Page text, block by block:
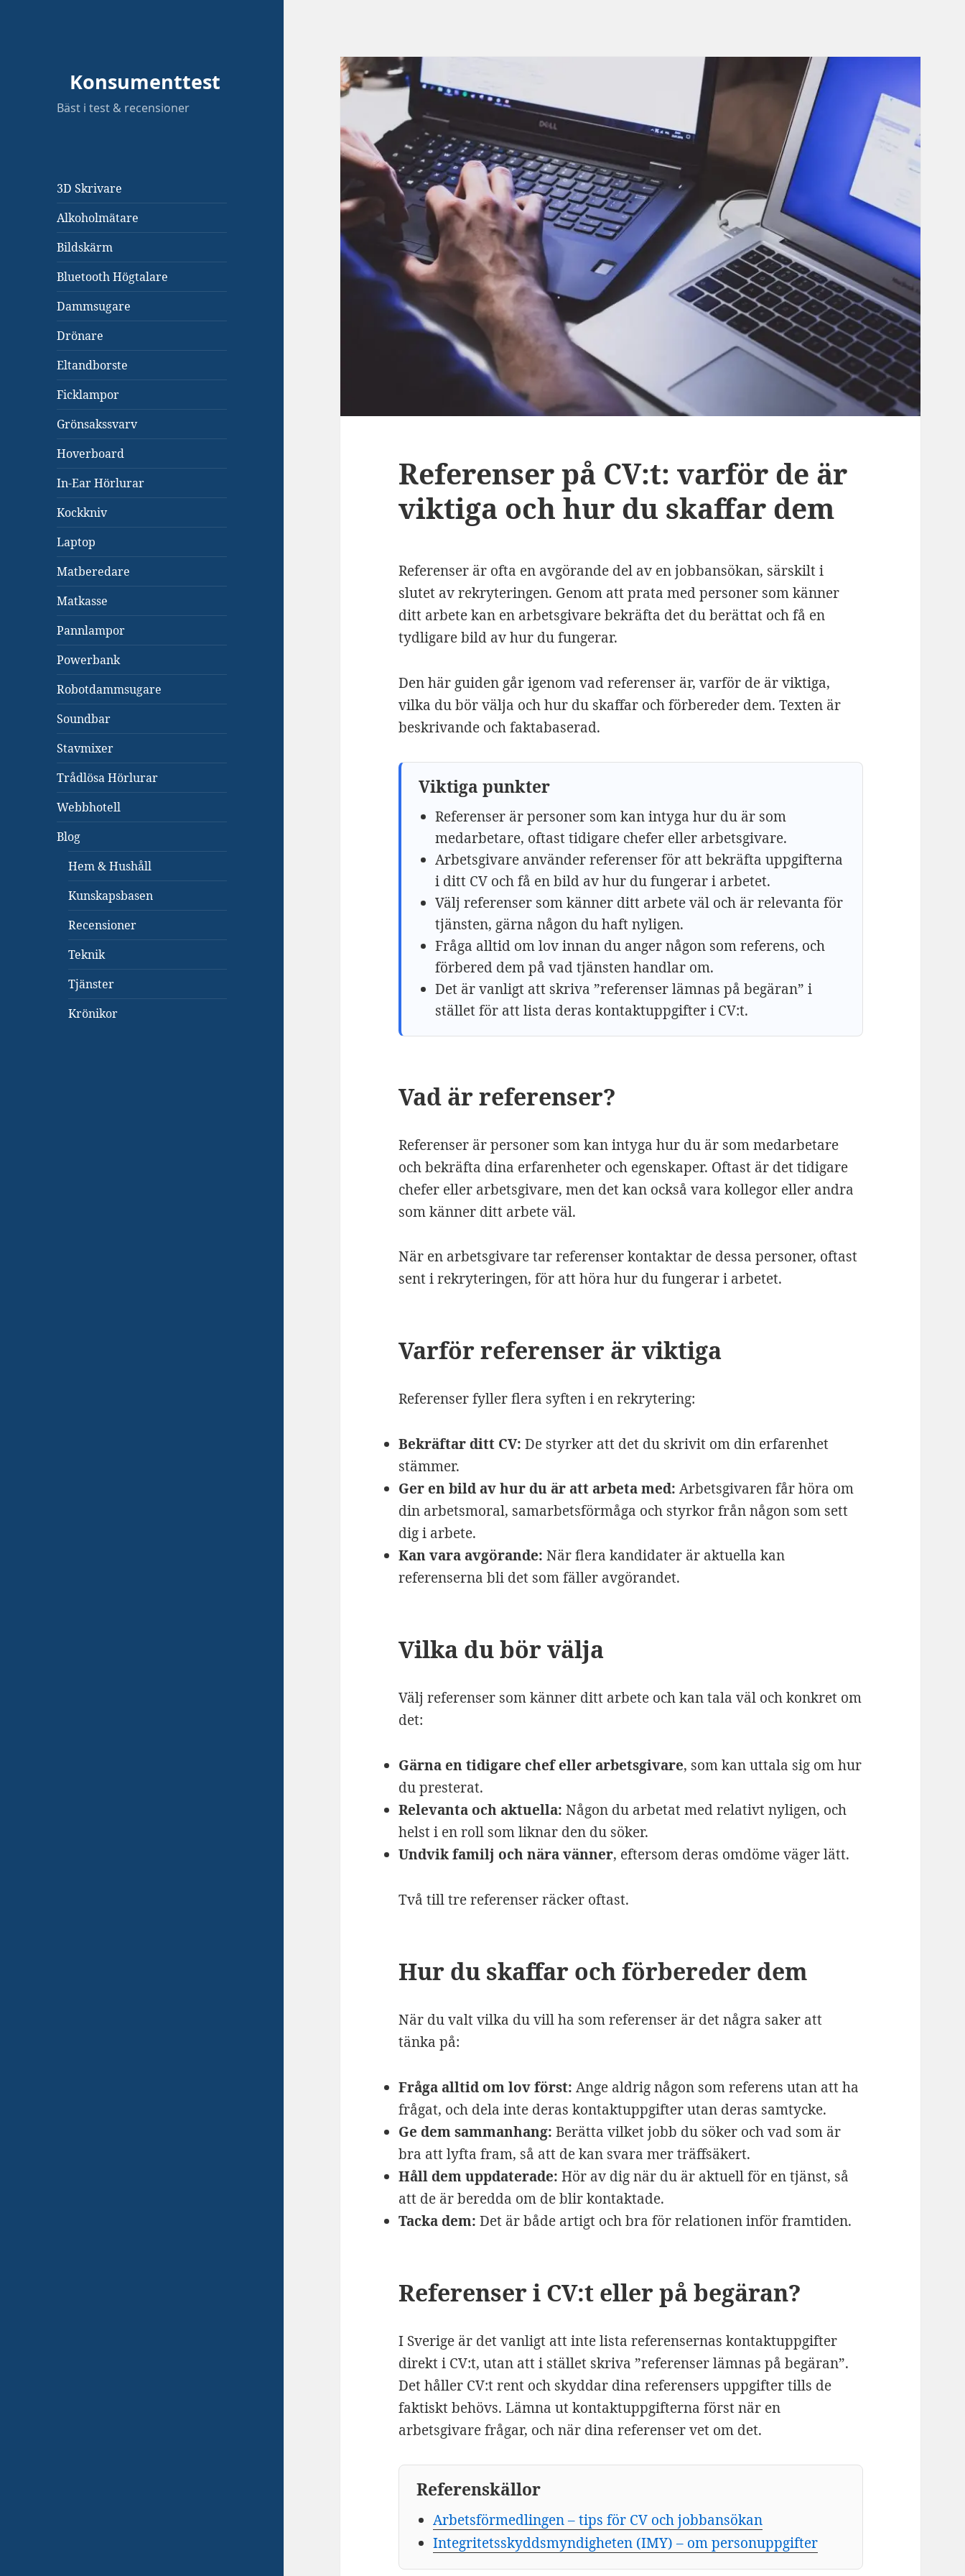
Konsumenttest
Bäst i test & recensioner
3D Skrivare
Alkoholmätare
Bildskärm
Bluetooth Högtalare
Dammsugare
Drönare
Eltandborste
Ficklampor
Grönsakssvarv
Hoverboard
In-Ear Hörlurar
Kockkniv
Laptop
Matberedare
Matkasse
Pannlampor
Powerbank
Robotdammsugare
Soundbar
Stavmixer
Trådlösa Hörlurar
Webbhotell
Blog
Hem & Hushåll
Kunskapsbasen
Recensioner
Teknik
Tjänster
Krönikor
Referenser på CV:t: varför de är
viktiga och hur du skaffar dem
Referenser är ofta en avgörande del av en jobbansökan, särskilt i
slutet av rekryteringen. Genom att prata med personer som känner
ditt arbete kan en arbetsgivare bekräfta det du berättat och få en
tydligare bild av hur du fungerar.
Den här guiden går igenom vad referenser är, varför de är viktiga,
vilka du bör välja och hur du skaffar och förbereder dem. Texten är
beskrivande och faktabaserad.
Viktiga punkter
Referenser är personer som kan intyga hur du är som
medarbetare, oftast tidigare chefer eller arbetsgivare.
Arbetsgivare använder referenser för att bekräfta uppgifterna
i ditt CV och få en bild av hur du fungerar i arbetet.
Välj referenser som känner ditt arbete väl och är relevanta för
tjänsten, gärna någon du haft nyligen.
Fråga alltid om lov innan du anger någon som referens, och
förbered dem på vad tjänsten handlar om.
Det är vanligt att skriva ”referenser lämnas på begäran” i
stället för att lista deras kontaktuppgifter i CV:t.
Vad är referenser?
Referenser är personer som kan intyga hur du är som medarbetare
och bekräfta dina erfarenheter och egenskaper. Oftast är det tidigare
chefer eller arbetsgivare, men det kan också vara kollegor eller andra
som känner ditt arbete väl.
När en arbetsgivare tar referenser kontaktar de dessa personer, oftast
sent i rekryteringen, för att höra hur du fungerar i arbetet.
Varför referenser är viktiga
Referenser fyller flera syften i en rekrytering:
Bekräftar ditt CV: De styrker att det du skrivit om din erfarenhet
stämmer.
Ger en bild av hur du är att arbeta med: Arbetsgivaren får höra om
din arbetsmoral, samarbetsförmåga och styrkor från någon som sett
dig i arbete.
Kan vara avgörande: När flera kandidater är aktuella kan
referenserna bli det som fäller avgörandet.
Vilka du bör välja
Välj referenser som känner ditt arbete och kan tala väl och konkret om
det:
Gärna en tidigare chef eller arbetsgivare, som kan uttala sig om hur
du presterat.
Relevanta och aktuella: Någon du arbetat med relativt nyligen, och
helst i en roll som liknar den du söker.
Undvik familj och nära vänner, eftersom deras omdöme väger lätt.
Två till tre referenser räcker oftast.
Hur du skaffar och förbereder dem
När du valt vilka du vill ha som referenser är det några saker att
tänka på:
Fråga alltid om lov först: Ange aldrig någon som referens utan att ha
frågat, och dela inte deras kontaktuppgifter utan deras samtycke.
Ge dem sammanhang: Berätta vilket jobb du söker och vad som är
bra att lyfta fram, så att de kan svara mer träffsäkert.
Håll dem uppdaterade: Hör av dig när du är aktuell för en tjänst, så
att de är beredda om de blir kontaktade.
Tacka dem: Det är både artigt och bra för relationen inför framtiden.
Referenser i CV:t eller på begäran?
I Sverige är det vanligt att inte lista referensernas kontaktuppgifter
direkt i CV:t, utan att i stället skriva ”referenser lämnas på begäran”.
Det håller CV:t rent och skyddar dina referensers uppgifter tills de
faktiskt behövs. Lämna ut kontaktuppgifterna först när en
arbetsgivare frågar, och när dina referenser vet om det.
Referenskällor
Arbetsförmedlingen – tips för CV och jobbansökan
Integritetsskyddsmyndigheten (IMY) – om personuppgifter